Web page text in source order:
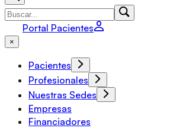
Portal Pacientes
×
Pacientes
Profesionales
Nuestras Sedes
Empresas
Financiadores